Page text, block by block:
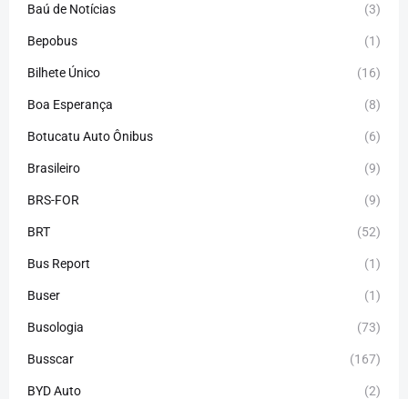
Baú de Notícias (3)
Bepobus (1)
Bilhete Único (16)
Boa Esperança (8)
Botucatu Auto Ônibus (6)
Brasileiro (9)
BRS-FOR (9)
BRT (52)
Bus Report (1)
Buser (1)
Busologia (73)
Busscar (167)
BYD Auto (2)